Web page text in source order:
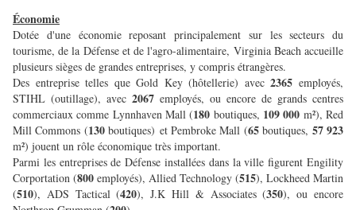
Économie
Dotée d'une économie reposant principalement sur les secteurs du
tourisme, de la Défense et de l'agro-alimentaire, Virginia Beach accueille
plusieurs sièges de grandes entreprises, y compris étrangères.
Des entreprise telles que Gold Key (hôtellerie) avec2365 employés,
STIHL (outillage), avec 2067 employés, ou encore de grands centres
commerciaux comme Lynnhaven Mall (180 boutiques, 109 000 m²), Red
Mill Commons (130boutiques) et Pembroke Mall (65boutiques, 57 923
m²) jouent un rôle économique très important.
Parmi les entreprises de Défense installées dans la ville figurent Engility
Corportation (800 employés), Allied Technology (515), Lockheed Martin
(510), ADS Tactical (420), J.K Hill & Associates (350), ou encore